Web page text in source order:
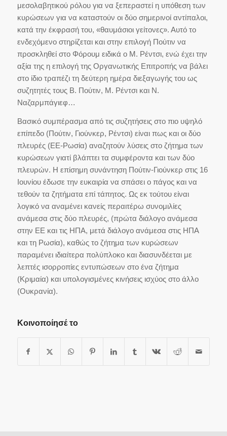
μεσολαβητικού ρόλου για να ξεπεραστεί η υπόθεση των
κυρώσεων για να καταστούν οι δύο σημερινοί αντίπαλοι,
κατά την έκφρασή του, «θαυμάσιοι γείτονες». Αυτό το
ενδεχόμενο στηρίζεται και στην επιλογή Πούτιν να
προσκληθεί στο Φόρουμ ειδικά ο Μ. Ρέντσι, ενώ έχει την
αξία της η επιλογή της Οργανωτικής Επιτροπής να βάλει
στο ίδιο τραπέζι τη δεύτερη ημέρα διεξαγωγής του ως
συζητητές τους Β. Πούτιν, Μ. Ρέντσι και Ν.
Ναζαρμπάγιεφ…
Βασικό συμπέρασμα από τις συζητήσεις στο πιο υψηλό
επίπεδο (Πούτιν, Γιούνκερ, Ρέντσι) είναι πως και οι δύο
πλευρές (ΕΕ-Ρωσία) αναζητούν λύσεις στο ζήτημα των
κυρώσεων γιατί βλάπτει τα συμφέροντα και των δύο
πλευρών. Η επίσημη συνάντηση Πούτιν-Γιούνκερ στις 16
Ιουνίου έδωσε την ευκαιρία να σπάσει ο πάγος και να
τεθούν τα ζητήματα επί τάπητος. Ως εκ τούτου είναι
λογικό να αναμένει κανείς περαιτέρω συνομιλίες
ανάμεσα στις δύο πλευρές, (πρώτα διάλογο ανάμεσα
στην ΕΕ και τις ΗΠΑ, μετά διάλογο ανάμεσα στις ΗΠΑ
και τη Ρωσία), καθώς το ζήτημα των κυρώσεων
παραμένει ιδιαίτερα πολύπλοκο και διασυνδέεται με
λεπτές ισορροπίες εντυπώσεων στο ένα ζήτημα
(Κριμαία) και υπολογισμένες κινήσεις ισχύος στο άλλο
(Ουκρανία).
Κοινοποίησέ το